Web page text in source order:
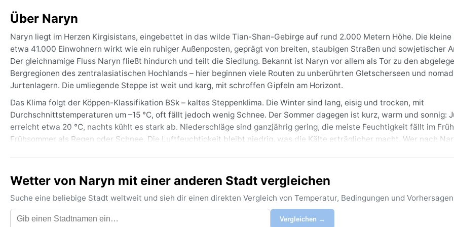
Über Naryn
Naryn liegt im Herzen Kirgisistans, eingebettet in das wilde Tian-Shan-Gebirge auf rund 2.000 Metern Höhe. Die
etwa 41.000 Einwohnern wirkt wie ein ruhiger Außenposten, geprägt von breiten, staubigen Straßen und sowjetischer
Der gleichnamige Fluss Naryn fließt hindurch und teilt die Siedlung. Bekannt ist Naryn vor allem als Tor zu den
Bergregionen des zentralasiatischen Hochlands – hier beginnen viele Routen zu unberührten Gletscherseen und
Jurtenlagern. Die umliegende Steppe ist weit und karg, mit schroffen Gipfeln am Horizont.
Das Klima folgt der Köppen-Klassifikation BSk – kaltes Steppenklima. Die Winter sind lang, eisig und trocken, mit
Durchschnittstemperaturen um –15 °C, oft fällt jedoch wenig Schnee. Der Sommer dagegen ist kurz, warm und sonnig:
erreicht etwa 20 °C, nachts kühlt es stark ab. Niederschläge sind ganzjährig gering, die meiste Feuchtigkeit fällt im
Frühsommer als Regen oder Schnee. Die Luftfeuchtigkeit bleibt niedrig, was die Kälte erträglicher macht. Wer nach
Die beste Reisezeit für stabiles Wetter sind die Monate Juni bis September, wenn die Tage angenehm warm sind und
fällt. Im Mai und Oktober kann es bereits schneien, und die Nächte sind frostig. Ein besonderes Phänomen sind die
Temperaturschwankungen zwischen Tag und Nacht – selbst im Hochsommer sinken die Werte nach Sonnenuntergang
°C. Zudem treten im Frühjahr gelegentlich heftige Staubstürme auf, die aus der trockenen Steppe aufwirbeln. Schnee
Wetter von Naryn mit einer anderen Stadt vergleichen
Suche eine beliebige Stadt weltweit und sieh dir einen direkten Vergleich von Temperatur, Bedingungen und
Vergleichen →